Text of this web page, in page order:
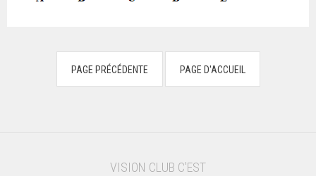
VISION CLUB C'EST